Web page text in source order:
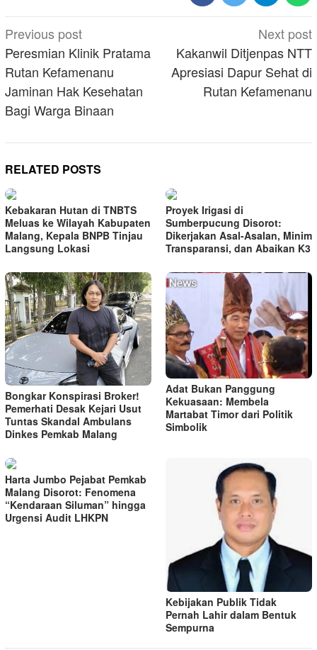
Post
navigation
Previous post
Peresmian Klinik Pratama
Rutan Kefamenanu
Jaminan Hak Kesehatan
Bagi Warga Binaan
Next post
Kakanwil Ditjenpas NTT
Apresiasi Dapur Sehat di
Rutan Kefamenanu
RELATED POSTS
Kebakaran Hutan di TNBTS
Meluas ke Wilayah Kabupaten
Malang, Kepala BNPB Tinjau
Langsung Lokasi
Proyek Irigasi di
Sumberpucung Disorot:
Dikerjakan Asal-Asalan, Minim
Transparansi, dan Abaikan K3
Bongkar Konspirasi Broker!
Pemerhati Desak Kejari Usut
Tuntas Skandal Ambulans
Dinkes Pemkab Malang
Adat Bukan Panggung
Kekuasaan: Membela
Martabat Timor dari Politik
Simbolik
Harta Jumbo Pejabat Pemkab
Malang Disorot: Fenomena
“Kendaraan Siluman” hingga
Urgensi Audit LHKPN
Kebijakan Publik Tidak
Pernah Lahir dalam Bentuk
Sempurna